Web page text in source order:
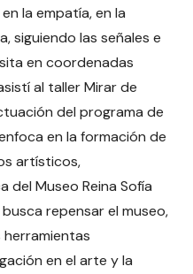
la empatía, en la
siguiendo las señales e
en coordenadas
al taller Mirar de
del programa de
en la formación de
artísticos,
del Museo Reina Sofía
repensar el museo,
herramientas
en el arte y la